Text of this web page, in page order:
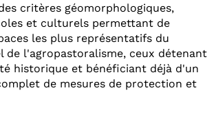
critères géomorphologiques,
et culturels permettant de
les plus représentatifs du
de l'agropastoralisme, ceux détenant
historique et bénéficiant déjà d'un
de mesures de protection et